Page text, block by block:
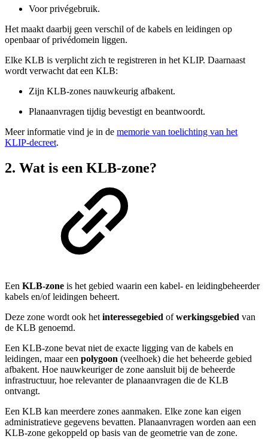
Voor privégebruik.
Het maakt daarbij geen verschil of de kabels en leidingen op
openbaar of privédomein liggen.
Elke KLB is verplicht zich te registreren in het KLIP. Daarnaast
wordt verwacht dat een KLB:
Zijn KLB-zones nauwkeurig afbakent.
Planaanvragen tijdig bevestigt en beantwoordt.
Meer informatie vind je in de memorie van toelichting van het
KLIP-decreet.
2. Wat is een KLB-zone?
Een KLB-zone is het gebied waarin een kabel- en leidingbeheerder
kabels en/of leidingen beheert.
Deze zone wordt ook hetinteressegebied ofwerkingsgebied van
de KLB genoemd.
Een KLB-zone bevat niet de exacte ligging van de kabels en
leidingen, maar een polygoon (veelhoek) die het beheerde gebied
afbakent. Hoe nauwkeuriger de zone aansluit bij de beheerde
infrastructuur, hoe relevanter de planaanvragen die de KLB
ontvangt.
Een KLB kan meerdere zones aanmaken. Elke zone kan eigen
administratieve gegevens bevatten. Planaanvragen worden aan een
KLB-zone gekoppeld op basis van de geometrie van de zone.